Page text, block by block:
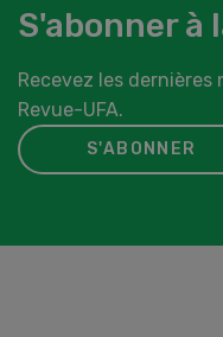
S'abonner
Recevez les dernières
Revue-UFA.
S'ABONNER